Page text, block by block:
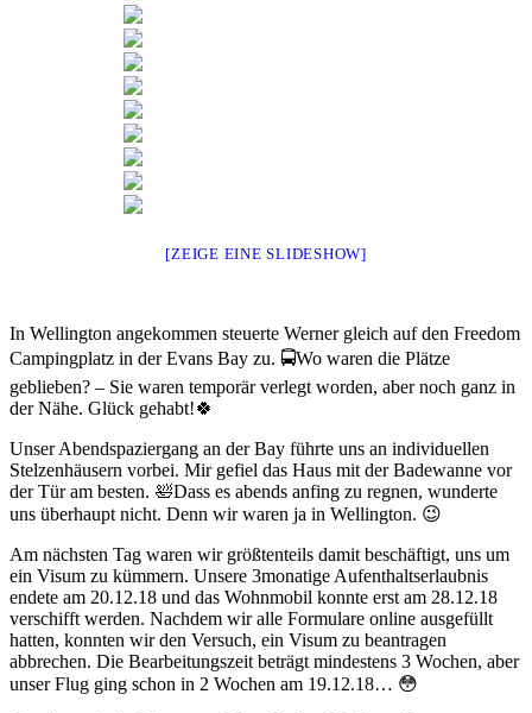
[ZEIGE EINE SLIDESHOW]
In Wellington angekommen steuerte Werner gleich auf den Freedom
Campingplatz in der Evans Bay zu. 🚍Wo waren die Plätze
geblieben? – Sie waren temporär verlegt worden, aber noch ganz in
der Nähe. Glück gehabt!🍀
Unser Abendspaziergang an der Bay führte uns an individuellen
Stelzenhäusern vorbei. Mir gefiel das Haus mit der Badewanne vor
der Tür am besten. 🛀Dass es abends anfing zu regnen, wunderte
uns überhaupt nicht. Denn wir waren ja in Wellington. 😉
Am nächsten Tag waren wir größtenteils damit beschäftigt, uns um
ein Visum zu kümmern. Unsere 3monatige Aufenthaltserlaubnis
endete am 20.12.18 und das Wohnmobil konnte erst am 28.12.18
verschifft werden. Nachdem wir alle Formulare online ausgefüllt
hatten, konnten wir den Versuch, ein Visum zu beantragen
abbrechen. Die Bearbeitungszeit beträgt mindestens 3 Wochen, aber
unser Flug ging schon in 2 Wochen am 19.12.18… 😳